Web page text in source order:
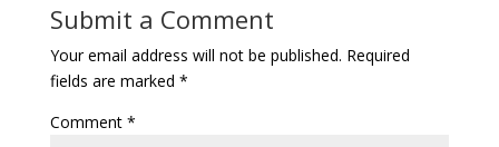
Submit a Comment
Your email address will not be published. Required
fields are marked *
Comment *